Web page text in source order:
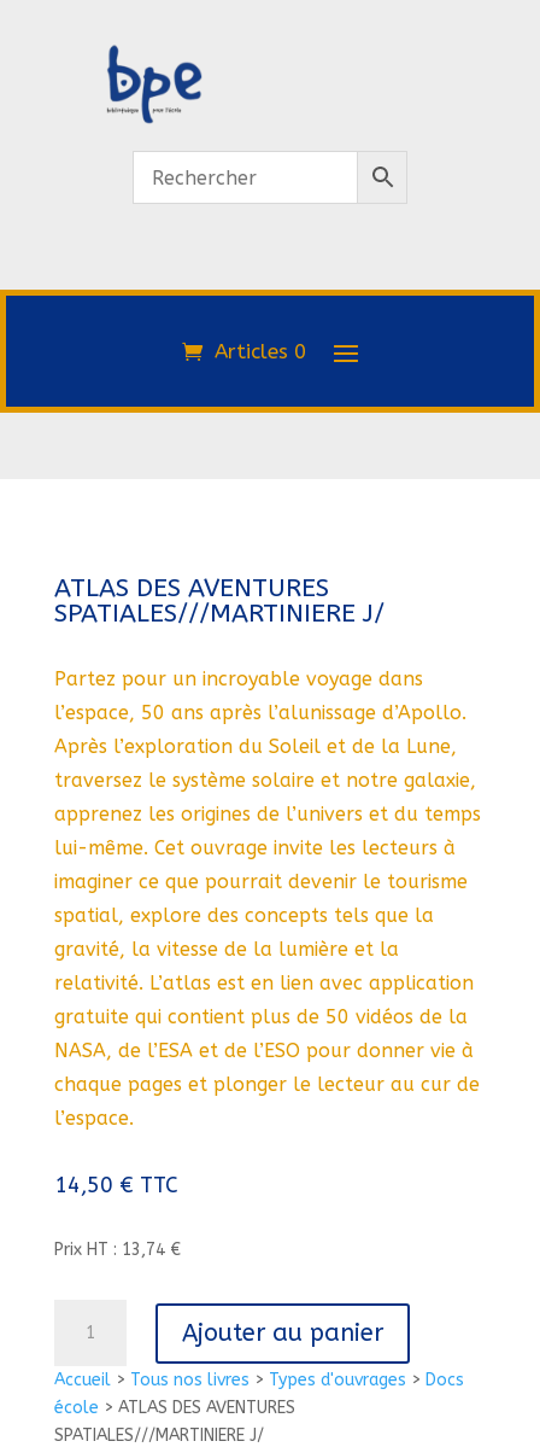
Articles 0
Accueil> Tous nos livres > Types d'ouvrages > Docs
école > ATLAS DES AVENTURES
SPATIALES///MARTINIERE J/
ATLAS DES AVENTURES
SPATIALES///MARTINIERE J/
Partez pour un incroyable voyage dans
l’espace, 50 ans après l’alunissage d’Apollo.
Après l’exploration du Soleil et de la Lune,
traversez le système solaire et notre galaxie,
apprenez les origines de l’univers et du temps
lui-même. Cet ouvrage invite les lecteurs à
imaginer ce que pourrait devenir le tourisme
spatial, explore des concepts tels que la
gravité, la vitesse de la lumière et la
relativité. L’atlas est en lien avec application
gratuite qui contient plus de 50 vidéos de la
NASA, de l’ESA et de l’ESO pour donner vie à
chaque pages et plonger le lecteur au cur de
l’espace.
14,50 € TTC
Prix HT : 13,74 €
ATLAS
DES
AVENTURES
Ajouter au panier